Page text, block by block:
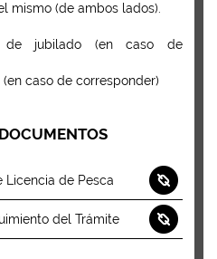
mismo (de ambos lados).
jubilado (en caso de
caso de corresponder)
Licencia de Pesca
del Trámite